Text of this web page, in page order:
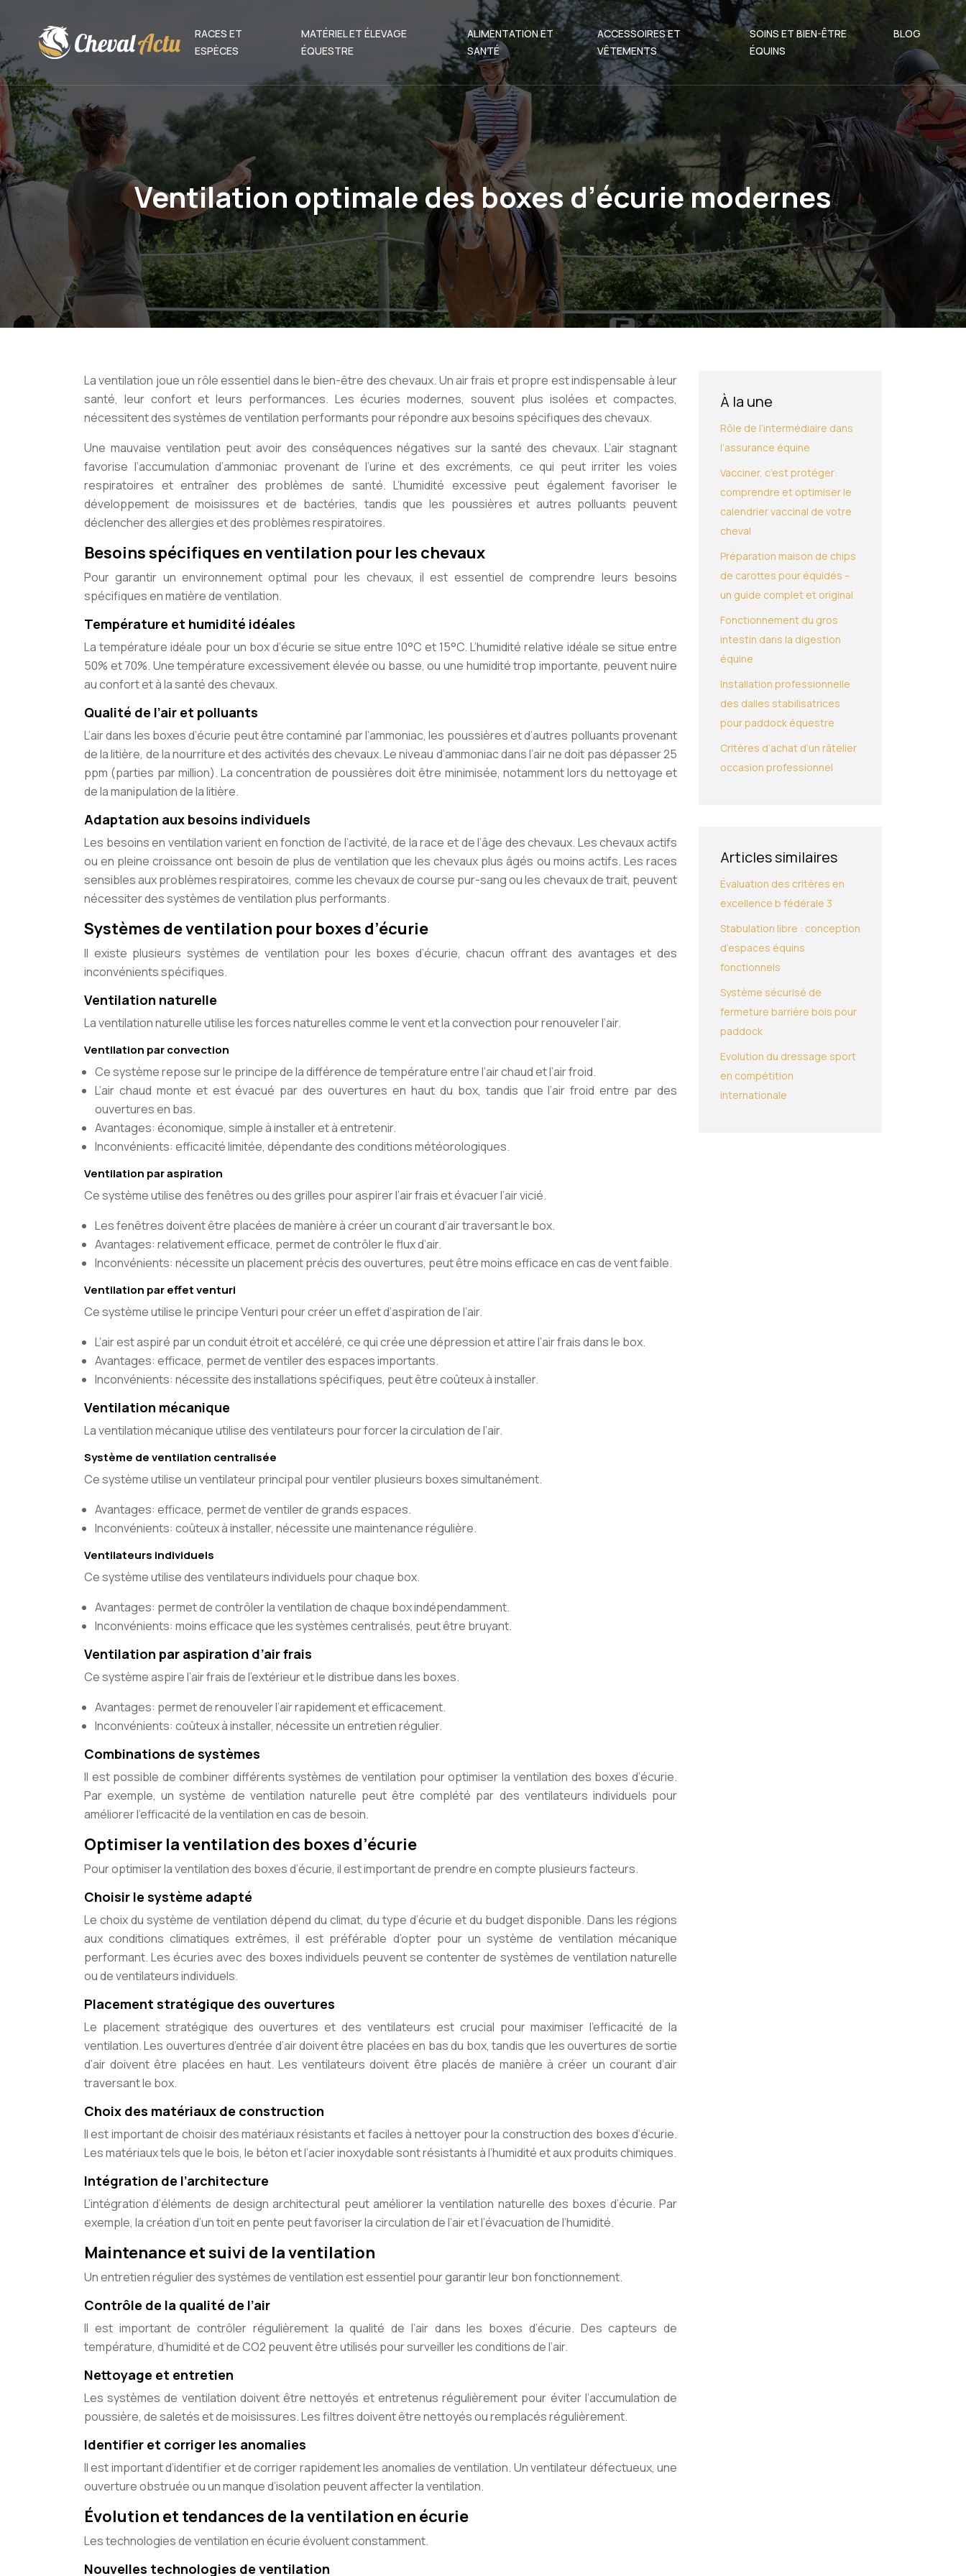
RACES ET
ESPÈCES
MATÉRIEL ET ÉLEVAGE
ÉQUESTRE
ALIMENTATION ET
SANTÉ
ACCESSOIRES ET
VÊTEMENTS
SOINS ET BIEN-ÊTRE
ÉQUINS
BLOG
Ventilation optimale des boxes d’écurie modernes
La ventilation joue un rôle essentiel dans le bien-être des chevaux. Un air frais et propre est indispensable à leur
santé, leur confort et leurs performances. Les écuries modernes, souvent plus isolées et compactes,
nécessitent des systèmes de ventilation performants pour répondre aux besoins spécifiques des chevaux.
Une mauvaise ventilation peut avoir des conséquences négatives sur la santé des chevaux. L’air stagnant
favorise l’accumulation d’ammoniac provenant de l’urine et des excréments, ce qui peut irriter les voies
respiratoires et entraîner des problèmes de santé. L’humidité excessive peut également favoriser le
développement de moisissures et de bactéries, tandis que les poussières et autres polluants peuvent
déclencher des allergies et des problèmes respiratoires.
Besoins spécifiques en ventilation pour les chevaux
Pour garantir un environnement optimal pour les chevaux, il est essentiel de comprendre leurs besoins
spécifiques en matière de ventilation.
Température et humidité idéales
La température idéale pour un box d’écurie se situe entre 10°C et 15°C. L’humidité relative idéale se situe entre
50% et 70%. Une température excessivement élevée ou basse, ou une humidité trop importante, peuvent nuire
au confort et à la santé des chevaux.
Qualité de l’air et polluants
L’air dans les boxes d’écurie peut être contaminé par l’ammoniac, les poussières et d’autres polluants provenant
de la litière, de la nourriture et des activités des chevaux. Le niveau d’ammoniac dans l’air ne doit pas dépasser 25
ppm (parties par million). La concentration de poussières doit être minimisée, notamment lors du nettoyage et
de la manipulation de la litière.
Adaptation aux besoins individuels
Les besoins en ventilation varient en fonction de l’activité, de la race et de l’âge des chevaux. Les chevaux actifs
ou en pleine croissance ont besoin de plus de ventilation que les chevaux plus âgés ou moins actifs. Les races
sensibles aux problèmes respiratoires, comme les chevaux de course pur-sang ou les chevaux de trait, peuvent
nécessiter des systèmes de ventilation plus performants.
Systèmes de ventilation pour boxes d’écurie
Il existe plusieurs systèmes de ventilation pour les boxes d’écurie, chacun offrant des avantages et des
inconvénients spécifiques.
Ventilation naturelle
La ventilation naturelle utilise les forces naturelles comme le vent et la convection pour renouveler l’air.
Ventilation par convection
Ce système repose sur le principe de la différence de température entre l’air chaud et l’air froid.
L’air chaud monte et est évacué par des ouvertures en haut du box, tandis que l’air froid entre par des
ouvertures en bas.
Avantages: économique, simple à installer et à entretenir.
Inconvénients: efficacité limitée, dépendante des conditions météorologiques.
Ventilation par aspiration
Ce système utilise des fenêtres ou des grilles pour aspirer l’air frais et évacuer l’air vicié.
Les fenêtres doivent être placées de manière à créer un courant d’air traversant le box.
Avantages: relativement efficace, permet de contrôler le flux d’air.
Inconvénients: nécessite un placement précis des ouvertures, peut être moins efficace en cas de vent faible.
Ventilation par effet venturi
Ce système utilise le principe Venturi pour créer un effet d’aspiration de l’air.
L’air est aspiré par un conduit étroit et accéléré, ce qui crée une dépression et attire l’air frais dans le box.
Avantages: efficace, permet de ventiler des espaces importants.
Inconvénients: nécessite des installations spécifiques, peut être coûteux à installer.
Ventilation mécanique
La ventilation mécanique utilise des ventilateurs pour forcer la circulation de l’air.
Système de ventilation centralisée
Ce système utilise un ventilateur principal pour ventiler plusieurs boxes simultanément.
Avantages: efficace, permet de ventiler de grands espaces.
Inconvénients: coûteux à installer, nécessite une maintenance régulière.
Ventilateurs individuels
Ce système utilise des ventilateurs individuels pour chaque box.
Avantages: permet de contrôler la ventilation de chaque box indépendamment.
Inconvénients: moins efficace que les systèmes centralisés, peut être bruyant.
Ventilation par aspiration d’air frais
Ce système aspire l’air frais de l’extérieur et le distribue dans les boxes.
Avantages: permet de renouveler l’air rapidement et efficacement.
Inconvénients: coûteux à installer, nécessite un entretien régulier.
Combinations de systèmes
Il est possible de combiner différents systèmes de ventilation pour optimiser la ventilation des boxes d’écurie.
Par exemple, un système de ventilation naturelle peut être complété par des ventilateurs individuels pour
améliorer l’efficacité de la ventilation en cas de besoin.
Optimiser la ventilation des boxes d’écurie
Pour optimiser la ventilation des boxes d’écurie, il est important de prendre en compte plusieurs facteurs.
Choisir le système adapté
Le choix du système de ventilation dépend du climat, du type d’écurie et du budget disponible. Dans les régions
aux conditions climatiques extrêmes, il est préférable d’opter pour un système de ventilation mécanique
performant. Les écuries avec des boxes individuels peuvent se contenter de systèmes de ventilation naturelle
ou de ventilateurs individuels.
Placement stratégique des ouvertures
Le placement stratégique des ouvertures et des ventilateurs est crucial pour maximiser l’efficacité de la
ventilation. Les ouvertures d’entrée d’air doivent être placées en bas du box, tandis que les ouvertures de sortie
d’air doivent être placées en haut. Les ventilateurs doivent être placés de manière à créer un courant d’air
traversant le box.
Choix des matériaux de construction
Il est important de choisir des matériaux résistants et faciles à nettoyer pour la construction des boxes d’écurie.
Les matériaux tels que le bois, le béton et l’acier inoxydable sont résistants à l’humidité et aux produits chimiques.
Intégration de l’architecture
L’intégration d’éléments de design architectural peut améliorer la ventilation naturelle des boxes d’écurie. Par
exemple, la création d’un toit en pente peut favoriser la circulation de l’air et l’évacuation de l’humidité.
Maintenance et suivi de la ventilation
Un entretien régulier des systèmes de ventilation est essentiel pour garantir leur bon fonctionnement.
Contrôle de la qualité de l’air
Il est important de contrôler régulièrement la qualité de l’air dans les boxes d’écurie. Des capteurs de
température, d’humidité et de CO2 peuvent être utilisés pour surveiller les conditions de l’air.
Nettoyage et entretien
Les systèmes de ventilation doivent être nettoyés et entretenus régulièrement pour éviter l’accumulation de
poussière, de saletés et de moisissures. Les filtres doivent être nettoyés ou remplacés régulièrement.
Identifier et corriger les anomalies
Il est important d’identifier et de corriger rapidement les anomalies de ventilation. Un ventilateur défectueux, une
ouverture obstruée ou un manque d’isolation peuvent affecter la ventilation.
Évolution et tendances de la ventilation en écurie
Les technologies de ventilation en écurie évoluent constamment.
Nouvelles technologies de ventilation
À la une
Rôle de l’intermédiaire dans
l’assurance équine
Vacciner, c’est protéger:
comprendre et optimiser le
calendrier vaccinal de votre
cheval
Préparation maison de chips
de carottes pour équidés –
un guide complet et original
Fonctionnement du gros
intestin dans la digestion
équine
Installation professionnelle
des dalles stabilisatrices
pour paddock équestre
Critères d’achat d’un râtelier
occasion professionnel
Articles similaires
Évaluation des critères en
excellence b fédérale 3
Stabulation libre : conception
d’espaces équins
fonctionnels
Système sécurisé de
fermeture barrière bois pour
paddock
Evolution du dressage sport
en compétition
internationale